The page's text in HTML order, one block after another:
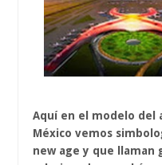
Aquí en el modelo del
México vemos
new age y que llaman